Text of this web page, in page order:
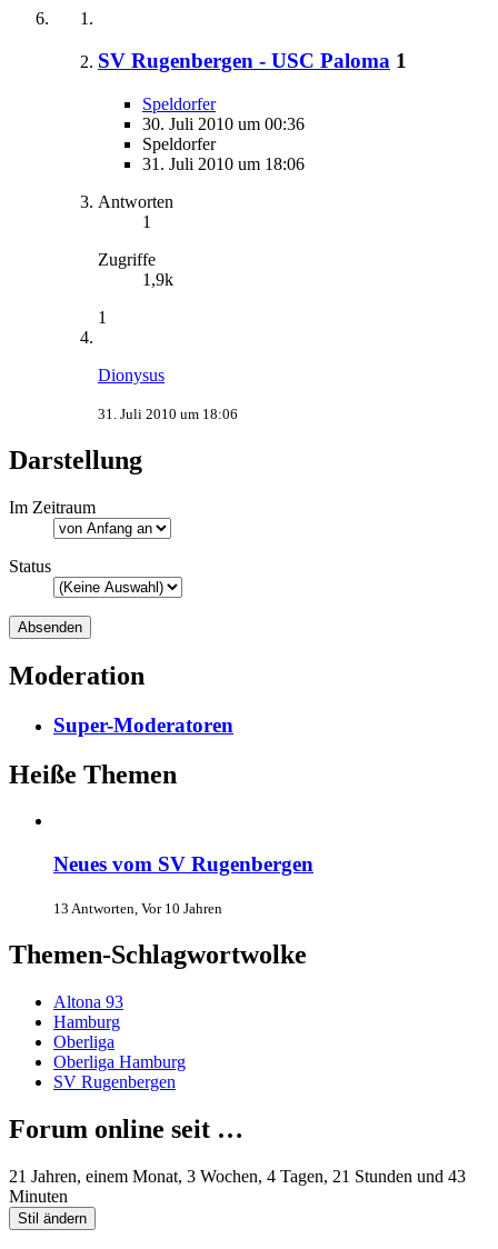
SV Rugenbergen - USC Paloma 1
Speldorfer
30. Juli 2010 um 00:36
Speldorfer
31. Juli 2010 um 18:06
Antworten
1
Zugriffe
1,9k
1
Dionysus
31. Juli 2010 um 18:06
Darstellung
Im Zeitraum
Status
Moderation
Super-Moderatoren
Heiße Themen
Neues vom SV Rugenbergen
13 Antworten, Vor 10 Jahren
Themen-Schlagwortwolke
Altona 93
Hamburg
Oberliga
Oberliga Hamburg
SV Rugenbergen
Forum online seit …
21 Jahren, einem Monat, 3 Wochen, 4 Tagen, 21 Stunden und 43
Minuten
Stil ändern